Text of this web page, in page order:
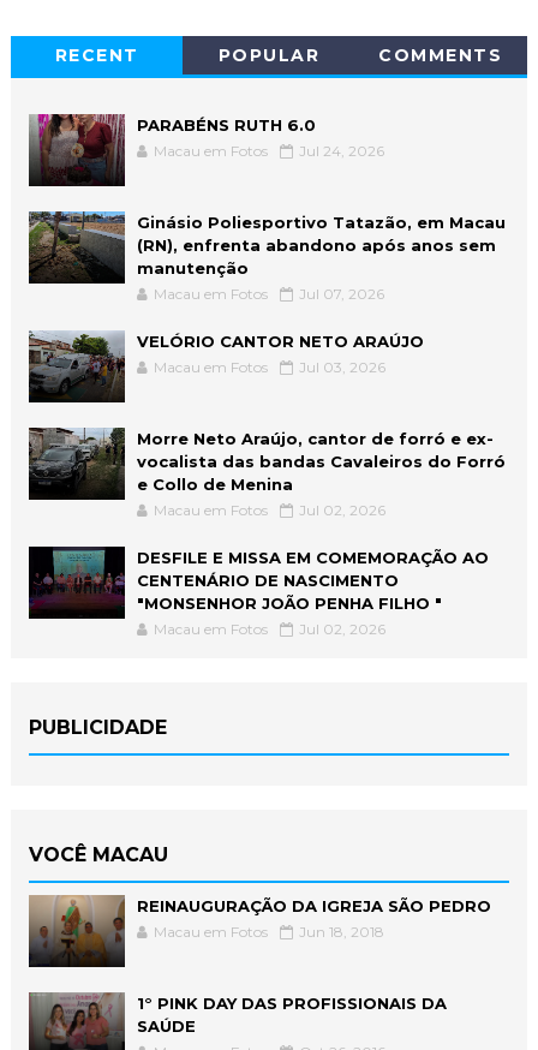
RECENT POPULAR COMMENTS
PARABÉNS RUTH 6.0
Macau em Fotos Jul 24, 2026
Ginásio Poliesportivo Tatazão, em Macau
(RN), enfrenta abandono após anos sem
manutenção
Macau em Fotos Jul 07, 2026
VELÓRIO CANTOR NETO ARAÚJO
Macau em Fotos Jul 03, 2026
Morre Neto Araújo, cantor de forró e ex-
vocalista das bandas Cavaleiros do Forró
e Collo de Menina
Macau em Fotos Jul 02, 2026
DESFILE E MISSA EM COMEMORAÇÃO AO
CENTENÁRIO DE NASCIMENTO
"MONSENHOR JOÃO PENHA FILHO "
Macau em Fotos Jul 02, 2026
PUBLICIDADE
VOCÊ MACAU
REINAUGURAÇÃO DA IGREJA SÃO PEDRO
Macau em Fotos Jun 18, 2018
1° PINK DAY DAS PROFISSIONAIS DA
SAÚDE